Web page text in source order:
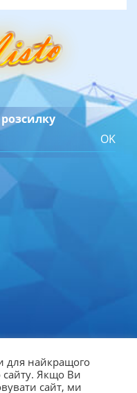
OK
для найкращого
сайту. Якщо Ви
сайт, ми